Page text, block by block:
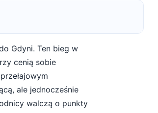
Gdyni. Ten bieg w
cenią sobie
ale jednocześnie
walczą o punkty